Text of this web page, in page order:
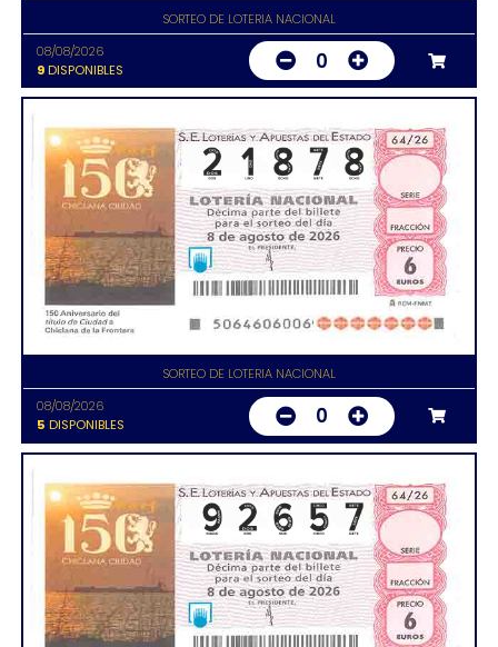
SORTEO DE LOTERIA NACIONAL
08/08/2026
9DISPONIBLES 0
SORTEO DE LOTERIA NACIONAL
08/08/2026
5 DISPONIBLES 0